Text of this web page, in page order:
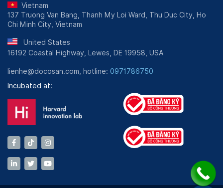
Vietnam
137 Truong Van Bang, Thanh My Loi Ward, Thu Duc City, Ho
Chi Minh City, Vietnam
United States
16192 Coastal Highway, Lewes, DE 19958, USA
lienhe@docosan.com, hotline: 0971786750
Incubated at: